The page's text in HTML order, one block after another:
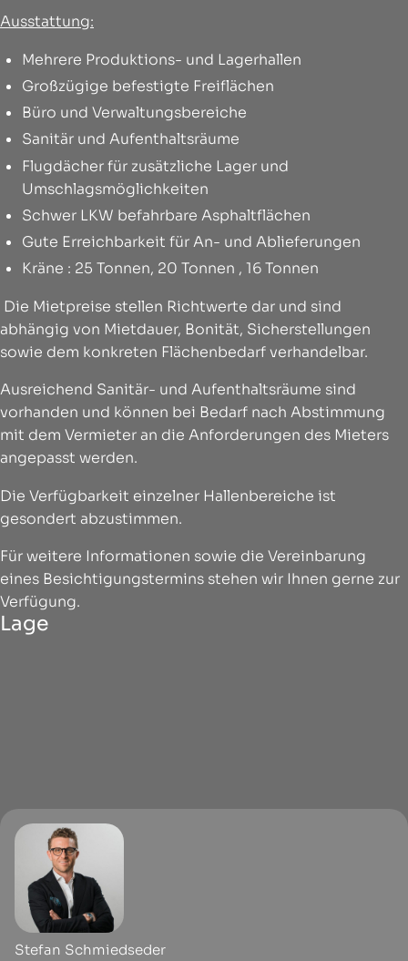
Stefan Schmiedseder
Ausstattung:
Mehrere Produktions- und Lagerhallen
Großzügige befestigte Freiflächen
Büro und Verwaltungsbereiche
Sanitär und Aufenthaltsräume
Flugdächer für zusätzliche Lager und
Umschlagsmöglichkeiten
Schwer LKW befahrbare Asphaltflächen
Gute Erreichbarkeit für An- und Ablieferungen
Kräne : 25 Tonnen, 20 Tonnen , 16 Tonnen
Die Mietpreise stellen Richtwerte dar und sind
abhängig von Mietdauer, Bonität, Sicherstellungen
sowie dem konkreten Flächenbedarf verhandelbar.
Ausreichend Sanitär- und Aufenthaltsräume sind
vorhanden und können bei Bedarf nach Abstimmung
mit dem Vermieter an die Anforderungen des Mieters
angepasst werden.
Die Verfügbarkeit einzelner Hallenbereiche ist
gesondert abzustimmen.
Für weitere Informationen sowie die Vereinbarung
eines Besichtigungstermins stehen wir Ihnen gerne zur
Verfügung.
Lage